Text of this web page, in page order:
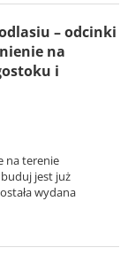
– odcinki
na
i
na terenie
jest już
wydana